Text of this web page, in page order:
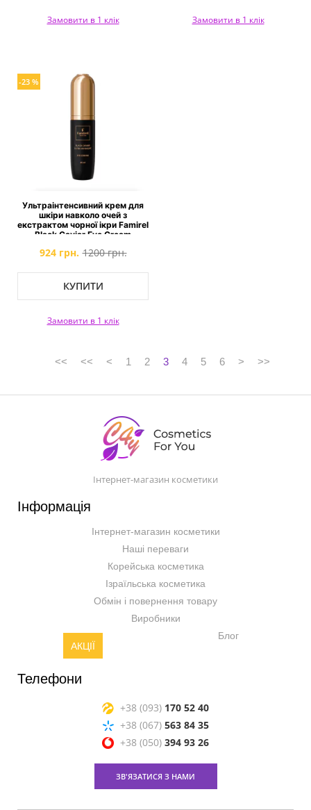
Замовити в 1 клік Замовити в 1 клік
-23 %
Ультраінтенсивний крем для
шкіри навколо очей з
екстрактом чорної ікри Famirel
Black Caviar Eye Cream
924 грн. 1200 грн.
КУПИТИ
Замовити в 1 клік
<< << < 1 2 3 4 5 6 > >>
Інтернет-магазин косметики
Інформація
Інтернет-магазин косметики
Наші переваги
Корейська косметика
Ізраїльська косметика
Обмін і повернення товару
Виробники
АКЦІЇ
Блог
Телефони
+38 (093) 170 52 40
+38 (067) 563 84 35
+38 (050) 394 93 26
ЗВ'ЯЗАТИСЯ З НАМИ